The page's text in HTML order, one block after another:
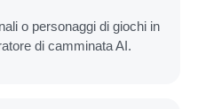
o personaggi di giochi in
di camminata AI.